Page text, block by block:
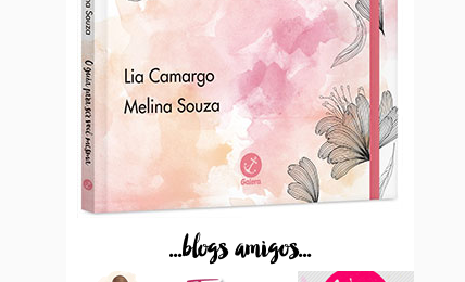
...blogs amigos...